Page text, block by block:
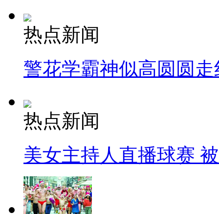
热点新闻
警花学霸神似高圆圆走
热点新闻
美女主持人直播球赛